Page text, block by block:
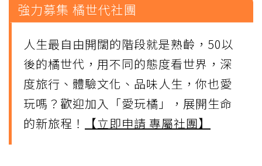
強力募集 橘世代社團
人生最自由開闊的階段就是熟齡，50以
後的橘世代，用不同的態度看世界，深
度旅行、體驗文化、品味人生，你也愛
玩嗎？歡迎加入「愛玩橘」，展開生命
的新旅程！
【立即申請 專屬社團】